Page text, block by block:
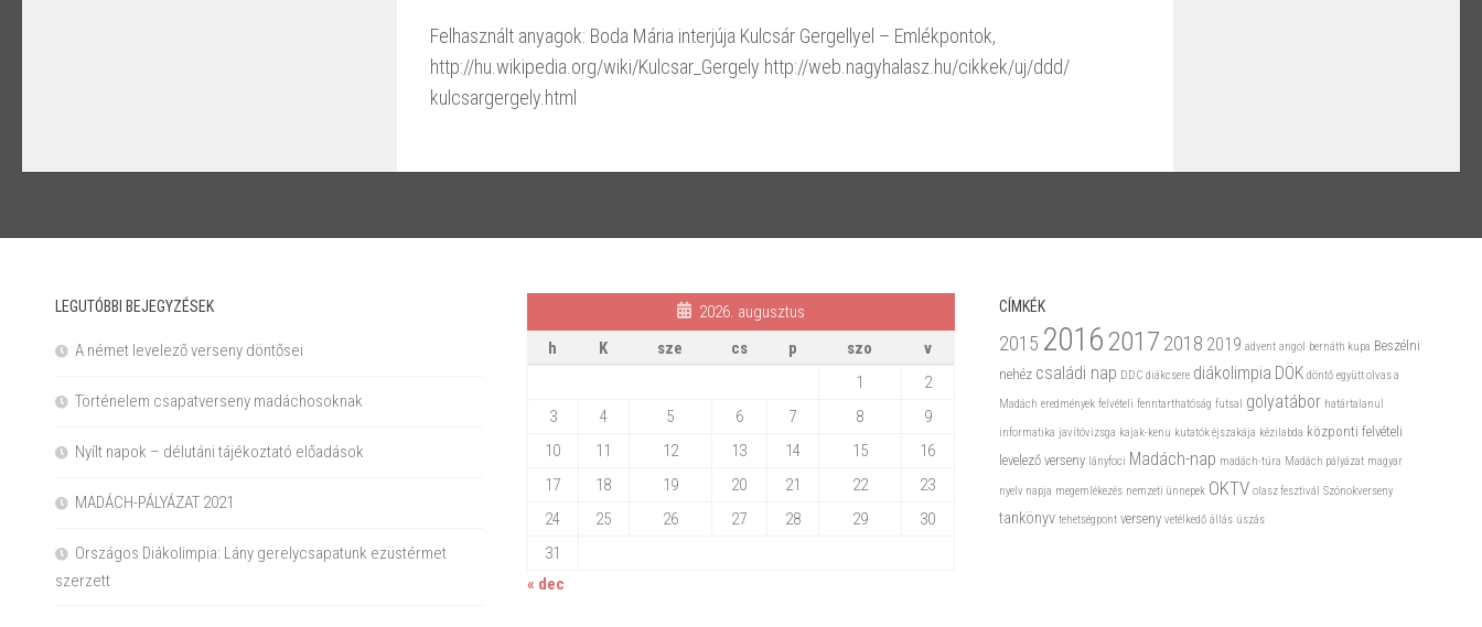
Felhasznált anyagok: Boda Mária interjúja Kulcsár Gergellyel – Emlékpontok,
http://hu.wikipedia.org/wiki/Kulcsar_Gergely http://web.nagyhalasz.hu/cikkek/uj/ddd/
kulcsargergely.html
LEGUTÓBBI BEJEGYZÉSEK
A német levelező verseny döntősei
Történelem csapatverseny madáchosoknak
Nyílt napok – délutáni tájékoztató előadások
MADÁCH-PÁLYÁZAT 2021
Országos Diákolimpia: Lány gerelycsapatunk ezüstérmet
szerzett
2026. augusztus
h
K sze cs p szo
v
1
2
3
4 5 6 7 8
9
10
11 12 13 14 15
16
17
18 19 20 21 22
23
24
25 26 27 28 29
30
31
« dec
CÍMKÉK
2015 20162017 2018 2019 advent angol bernáth kupa Beszélni
nehéz családi nap DDC diákcsere diákolimpia DÖK döntő együtt olvas a
Madách eredmények felvételi fenntarthatóság futsal golyatábor határtalanul
informatika javítóvizsga kajak-kenu kutatók éjszakája kézilabda központi felvételi
levelező verseny lányfoci Madách-nap madách-túra Madách pályázat magyar
nyelv napja megemlékezés nemzeti ünnepek OKTV olasz fesztivál Szónokverseny
tankönyv tehetségpont verseny vetélkedő állás úszás